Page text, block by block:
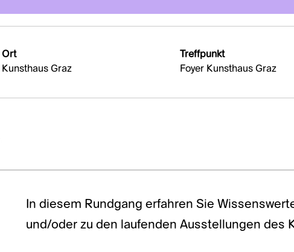
Ort
Kunsthaus Graz
Treffpunkt
Foyer Kunsthaus Graz
In diesem Rundgang erfahren Sie
und/oder zu den laufenden Ausstellungen des